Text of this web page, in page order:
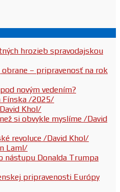
hrozieb spravodajskou
– pripravenosť na rok
novým vedením?
Fínska /2025/
Khol/
si obvykle myslíme /David
revoluce /David Khol/
Laml/
nástupu Donalda Trumpa
pripravenosti Európy